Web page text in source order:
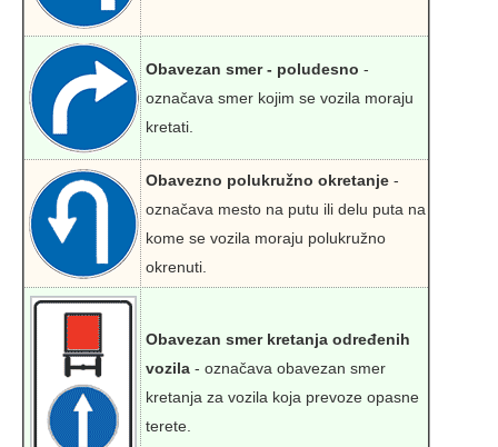
Obavezan smer - poludesno -
označava smer kojim se vozila moraju
kretati.
Obavezno polukružno okretanje -
označava mesto na putu ili delu puta na
kome se vozila moraju polukružno
okrenuti.
Obavezan smer kretanja određenih
vozila - označava obavezan smer
kretanja za vozila koja prevoze opasne
terete.